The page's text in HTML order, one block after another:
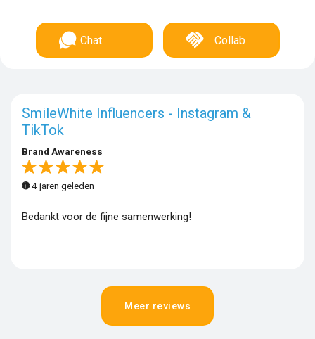
Chat Collab
SmileWhite Influencers - Instagram &
TikTok
Brand Awareness
4 jaren geleden
Bedankt voor de fijne samenwerking!
Meer reviews